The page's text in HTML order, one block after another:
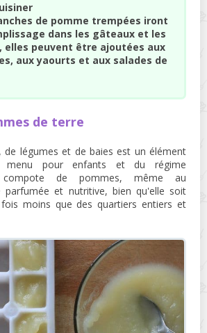
de pomme trempées iront
dans les gâteaux et les
elles peuvent être ajoutées aux
aux yaourts et aux salades de
de terre
de légumes et de baies est un élément
menu pour enfants et du régime
compote de pommes, même au
parfumée et nutritive, bien qu'elle soit
moins que des quartiers entiers et